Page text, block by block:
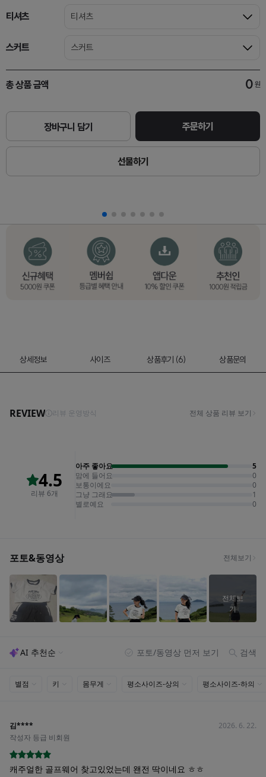
티셔츠 티셔츠
스커트 스커트
총 상품 금액 0 원
장바구니 담기 주문하기
선물하기
상세정보 사이즈 상품후기 (6) 상품문의